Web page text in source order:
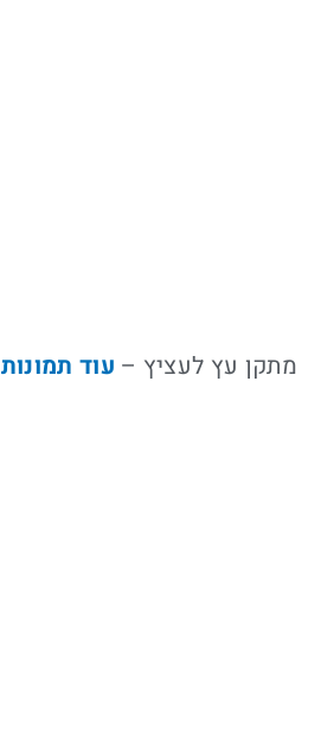
מתקן עץ לעציץ – עוד תמונות